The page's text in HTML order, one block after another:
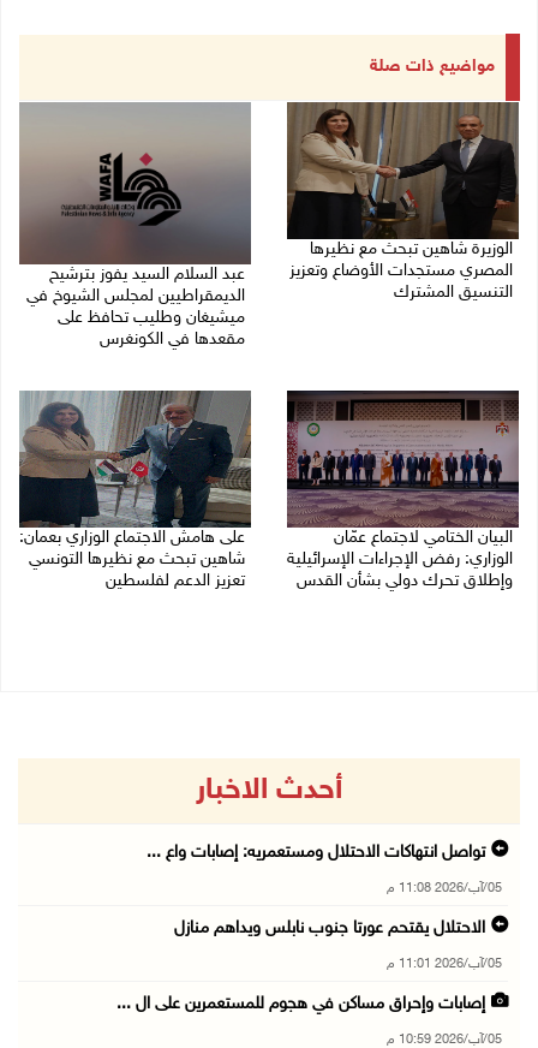
مواضيع ذات صلة
الوزيرة شاهين تبحث مع نظيرها
المصري مستجدات الأوضاع وتعزيز
التنسيق المشترك
عبد السلام السيد يفوز بترشيح
الديمقراطيين لمجلس الشيوخ في
ميشيغان وطليب تحافظ على
مقعدها في الكونغرس
البيان الختامي لاجتماع عمّان
الوزاري: رفض الإجراءات الإسرائيلية
وإطلاق تحرك دولي بشأن القدس
على هامش الاجتماع الوزاري بعمان:
شاهين تبحث مع نظيرها التونسي
تعزيز الدعم لفلسطين
أحدث الاخبار
تواصل انتهاكات الاحتلال ومستعمريه: إصابات واع ...
05/آب/2026 11:08 م
الاحتلال يقتحم عورتا جنوب نابلس ويداهم منازل
05/آب/2026 11:01 م
إصابات وإحراق مساكن في هجوم للمستعمرين على ال ...
05/آب/2026 10:59 م